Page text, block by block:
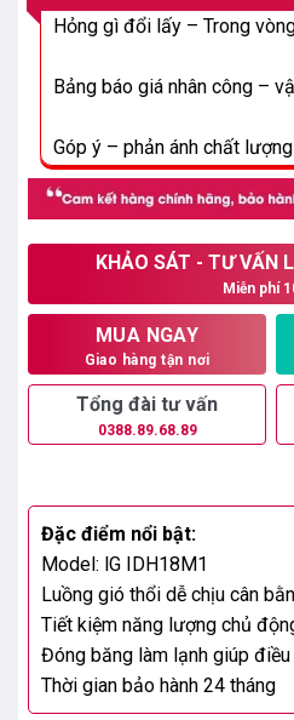
17.250.000₫.
Hỏng gì đổi lấy – Trong
Bảng báo giá nhân công –
Góp ý – phản ánh chất
KHẢO SÁT - TƯ VẤN
Miễn phí
MUA NGAY
Giao hàng tận nơi
Tổng đài tư vấn
0388.89.68.89
Đặc điểm nổi bật:
Model: lG IDH18M1
Luồng gió thổi dễ chịu cân
Tiết kiệm năng lượng chủ
Đóng băng làm lạnh giúp
Thời gian bảo hành 24 tháng